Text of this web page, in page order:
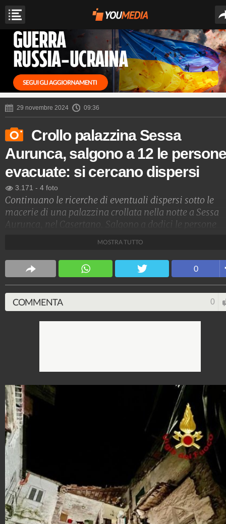
29 novembre 2024 09:36
Crollo palazzina Sessa
Aurunca, salgono a 12 le persone
evacuate: si cercano dispersi
3.171 - 4 foto
Continuano le ricerche di eventuali dispersi sotto le
macerie di una palazzina crollata nella notte a Sessa
Aurunca, nel Casertano. Salgono a dodici le persone
Fanpage.it Napoli
163.019.582 5.677 video 11.189 foto
MOSTRA TUTTO
0
COMMENTA 0